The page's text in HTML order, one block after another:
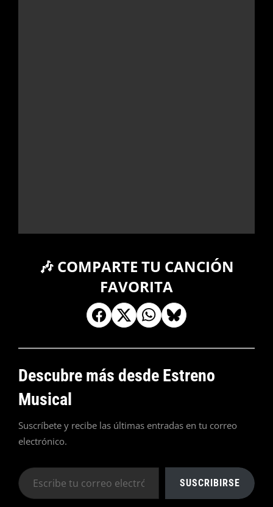
🎶 COMPARTE TU CANCIÓN
FAVORITA
Descubre más desde Estreno
Musical
Suscríbete y recibe las últimas entradas en tu correo
electrónico.
Escribe
tu
SUSCRIBIRSE